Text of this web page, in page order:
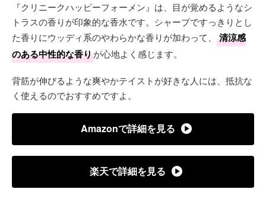
『クリニークハッピーフォーメン』は、目が覚めるようなシ
トラスの香りが印象的な香水です。シャープですっきりとし
た香りにウッディ系のやわらかな香りが加わって、
清涼感
のある中性的な香りが心地よく感じます。
背筋が伸びるような爽やかテイストが好きな人には、抵抗な
く使えるのでおすすめですよ。
Amazonで詳細を見る
楽天で詳細を見る